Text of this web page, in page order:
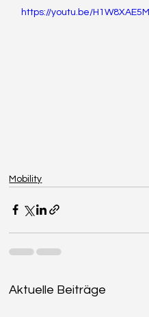
https://youtu.be/
Mobility
Aktuelle Beiträge